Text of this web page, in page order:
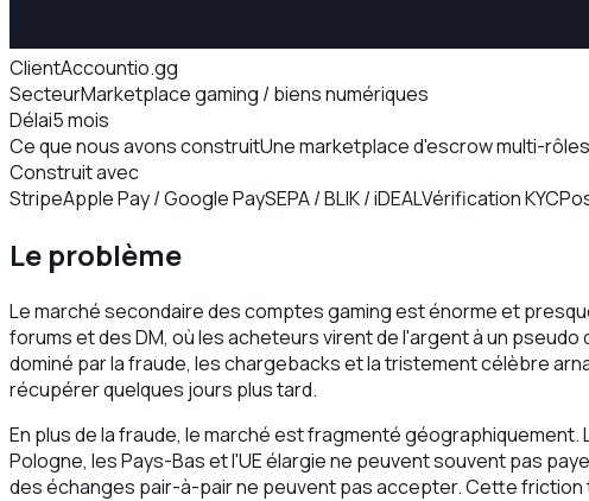
ClientAccountio.gg
SecteurMarketplace gaming / biens numériques
Délai5 mois
Ce que nous avons construitUne marketplace d'escrow multi-
Construit avec
StripeApple Pay / Google PaySEPA / BLIK / iDEALVérification KYC
Le problème
Le marché secondaire des comptes gaming est énorme et
forums et des DM, où les acheteurs virent de l'argent à un
dominé par la fraude, les chargebacks et la tristement célèbre
récupérer quelques jours plus tard.
En plus de la fraude, le marché est fragmenté
Pologne, les Pays-Bas et l'UE élargie ne peuvent souvent pas
des échanges pair-à-pair ne peuvent pas accepter. Cette